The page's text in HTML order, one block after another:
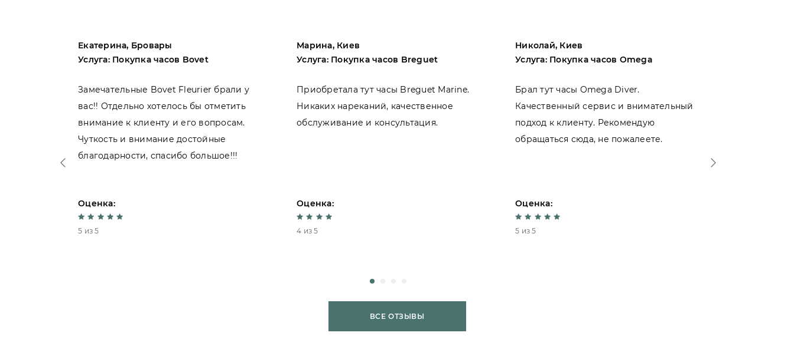
Екатерина, Бровары
Услуга: Покупка часов Bovet
Замечательные Bovet Fleurier брали у
вас!! Отдельно хотелось бы отметить
внимание к клиенту и его вопросам.
Чуткость и внимание достойные
благодарности, спасибо большое!!!
Оценка:
5 из 5
Марина, Киев
Услуга: Покупка часов Breguet
Приобретала тут часы Breguet Marine.
Никаких нареканий, качественное
обслуживание и консультация.
Оценка:
4 из 5
Николай, Киев
Услуга: Покупка часов Omega
Брал тут часы Omega Diver.
Качественный сервис и внимательный
подход к клиенту. Рекомендую
обращаться сюда, не пожалеете.
Оценка:
5 из 5
ВСЕ ОТЗЫВЫ